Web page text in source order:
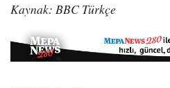
Kaynak: BBC Türkçe